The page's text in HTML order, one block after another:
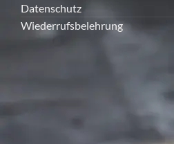
Datenschutz
Wiederrufsbelehrung